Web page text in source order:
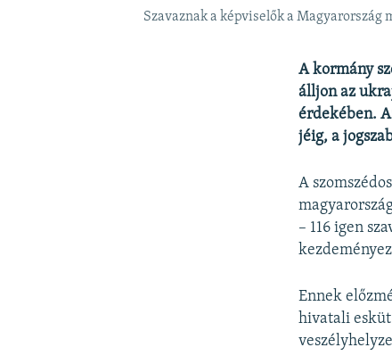
Szavaznak a képviselők a
A kormány
álljon az
érdekében.
jéig, a
A
– 116 igen
Ennek
hivatali